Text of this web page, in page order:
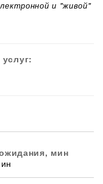
и "живой"
мин